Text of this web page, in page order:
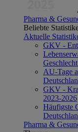
Pharma &
Beliebte
Aktuelle
GKV -
AU-Tage
GKV -
2023-2026
Häufigste
Pharma &